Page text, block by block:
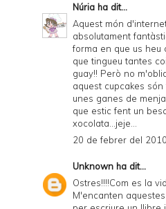
Núria ha dit...
Aquest món
absolutament
forma en que us heu
que tingueu tantes
guay!! Però no
aquest cupcakes
unes ganes de
que estic fent un
xocolata...jeje...
20 de febrer del
Unknown ha dit...
Ostres!!!!Com es la
M'encanten